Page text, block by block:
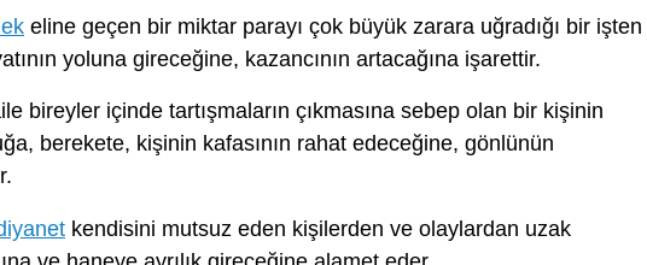
eline geçen bir miktar parayı çok büyük zarara uğradığı bir işten
yoluna gireceğine, kazancının artacağına işarettir.
bireyler içinde tartışmaların çıkmasına sebep olan bir kişinin
berekete, kişinin kafasının rahat edeceğine, gönlünün
kendisini mutsuz eden kişilerden ve olaylardan uzak